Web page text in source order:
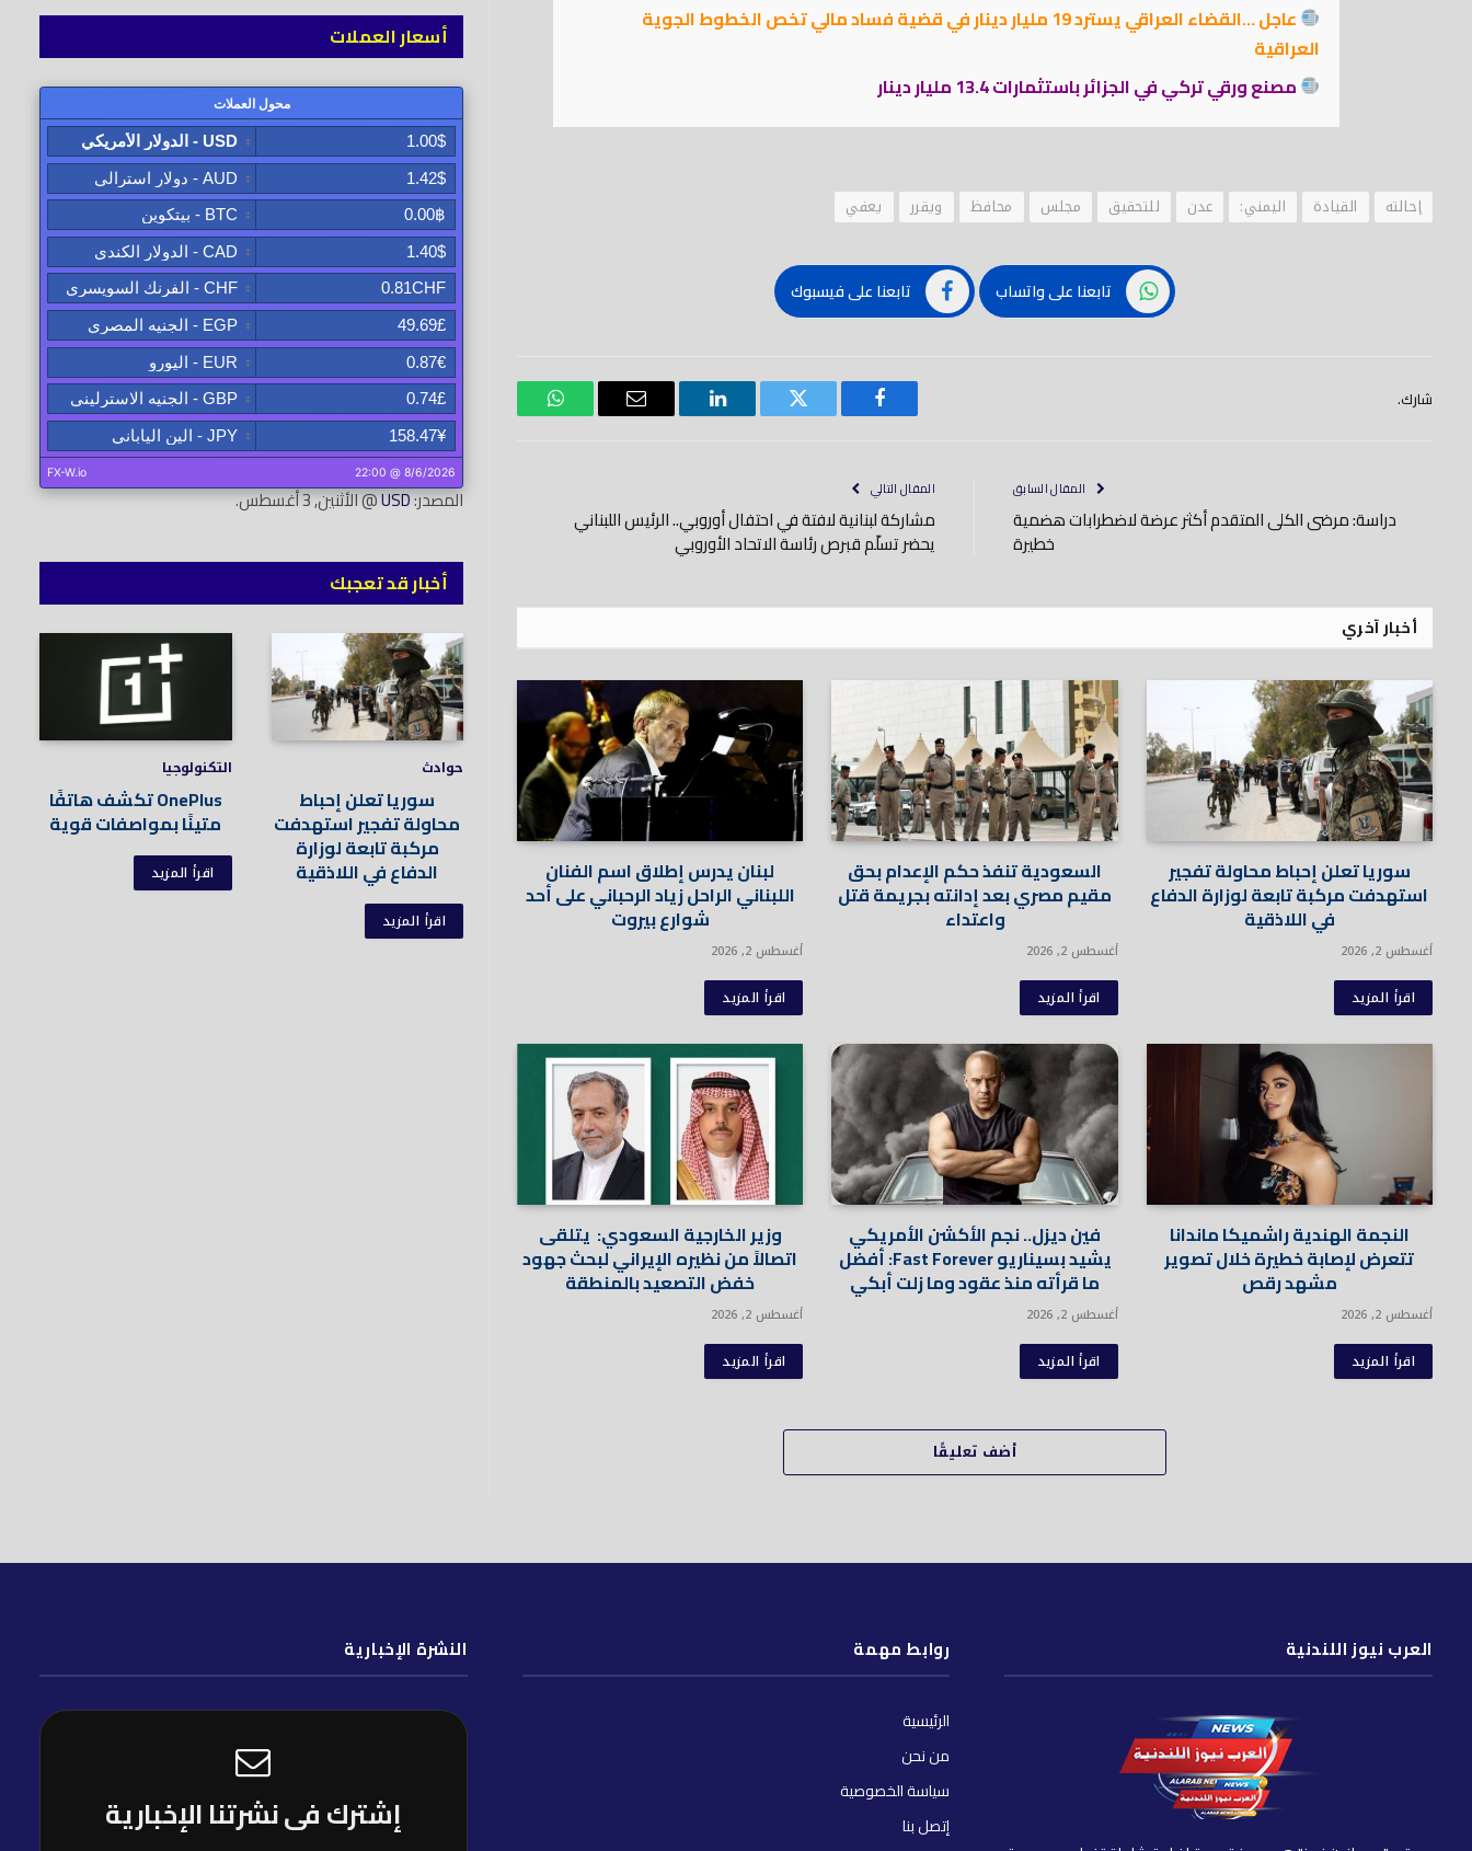
عاجل …القضاء العراقي يسترد 19 مليار دينار في قضية فساد مالي تخص الخطوط الجوية
العراقية
مصنع ورقي تركي في الجزائر باستثمارات 13.4 مليار دينار
إحالته القيادة اليمني: عدن للتحقيق مجلس محافظ ويقرر يعفي
تابعنا على واتساب تابعنا على فيسبوك
شارك.
فيسبوك تويتر لينكدود
بريد
واتساب
المقال السابق
دراسة: مرضى الكلى المتقدم أكثر عرضة لاضطرابات هضمية
خطيرة
المقال التالي
مشاركة لبنانية لافتة في احتفال أوروبي.. الرئيس اللبناني
يحضر تسلّم قبرص رئاسة الاتحاد الأوروبي
أخبار آخري
سوريا تعلن إحباط محاولة تفجير
استهدفت مركبة تابعة لوزارة الدفاع
في اللاذقية
أغسطس 2, 2026
اقرأ المزيد
السعودية تنفذ حكم الإعدام بحق
مقيم مصري بعد إدانته بجريمة قتل
واعتداء
أغسطس 2, 2026
اقرأ المزيد
لبنان يدرس إطلاق اسم الفنان
اللبناني الراحل زياد الرحباني على أحد
شوارع بيروت
أغسطس 2, 2026
اقرأ المزيد
النجمة الهندية راشميكا ماندانا
تتعرض لإصابة خطيرة خلال تصوير
مشهد رقص
أغسطس 2, 2026
اقرأ المزيد
فين ديزل.. نجم الأكشن الأمريكي
يشيد بسيناريو Fast Forever: أفضل
ما قرأته منذ عقود وما زلت أبكي
أغسطس 2, 2026
اقرأ المزيد
وزير الخارجية السعودي: يتلقى
اتصالاً من نظيره الإيراني لبحث جهود
خفض التصعيد بالمنطقة
أغسطس 2, 2026
اقرأ المزيد
أضف تعليقًا
أسعار العملات
المصدر:USD@ الأثنين, 3 أغسطس.
أخبار قد تعجبك
حوادث
سوريا تعلن إحباط
محاولة تفجير استهدفت
مركبة تابعة لوزارة
الدفاع في اللاذقية
اقرأ المزيد
التكنولوجيا
OnePlus تكشف هاتفًا
متينًا بمواصفات قوية
اقرأ المزيد
العرب نيوز اللندنية روابط مهمة
الرئيسية
من نحن
سياسة الخصوصية
إتصل بنا
النشرة الإخبارية
إشترك فى نشرتنا الإخبارية